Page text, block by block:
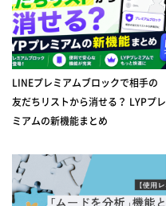
LINEプレミアムブロックで相手の
友だちリストから消せる？ LYPプレ
ミアムの新機能まとめ